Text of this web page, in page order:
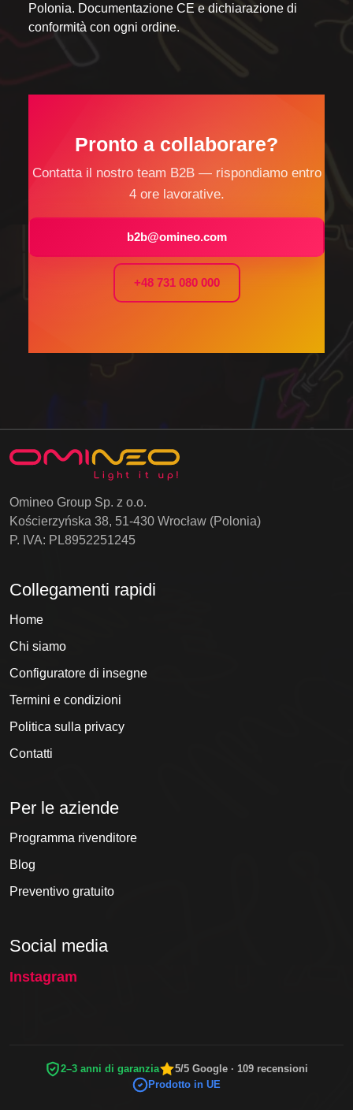
Polonia. Documentazione CE e dichiarazione di
conformità con ogni ordine.
Pronto a collaborare?
Contatta il nostro team B2B — rispondiamo entro
4 ore lavorative.
b2b@omineo.com
+48 731 080 000
Omineo Group Sp. z o.o.
Kościerzyńska 38, 51-430 Wrocław (Polonia)
P. IVA: PL8952251245
Collegamenti rapidi
Home
Chi siamo
Configuratore di insegne
Termini e condizioni
Politica sulla privacy
Contatti
Per le aziende
Programma rivenditore
Blog
Preventivo gratuito
Social media
Instagram
2–3 anni di garanzia
5/5 Google · 109 recensioni
Prodotto in UE